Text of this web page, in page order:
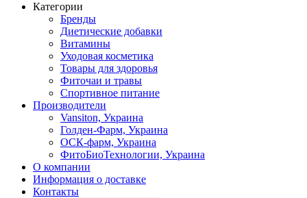
Категории
Бренды
Диетические добавки
Витамины
Уходовая косметика
Товары для здоровья
Фиточаи и травы
Спортивное питание
Производители
Vansiton, Украина
Голден-Фарм, Украина
ОСК-фарм, Украина
ФитоБиоТехнологии, Украина
О компании
Информация о доставке
Контакты